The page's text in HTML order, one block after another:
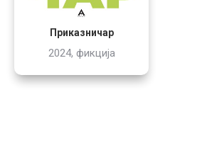
Приказничар
2024, фикција